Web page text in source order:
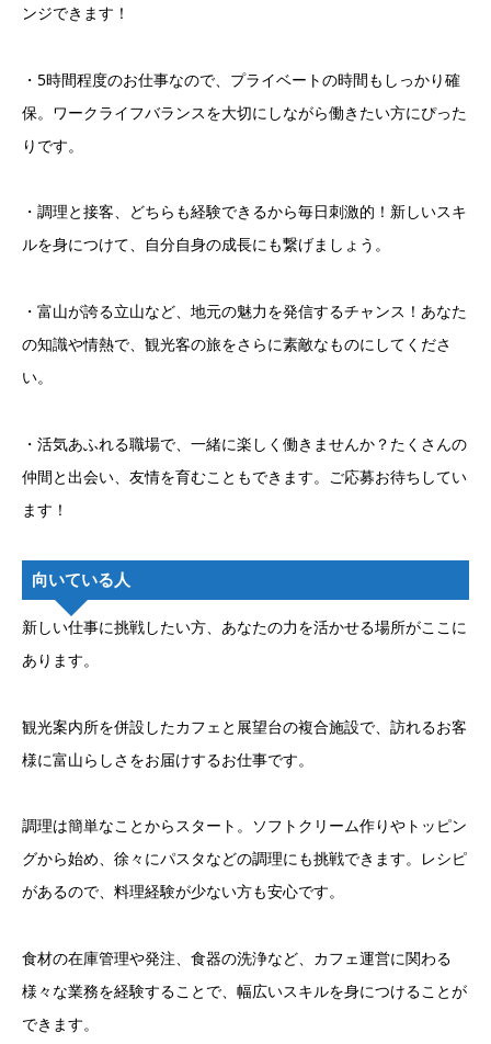
ンジできます！
・5時間程度のお仕事なので、プライベートの時間もしっかり確
保。ワークライフバランスを大切にしながら働きたい方にぴった
りです。
・調理と接客、どちらも経験できるから毎日刺激的！新しいスキ
ルを身につけて、自分自身の成長にも繋げましょう。
・富山が誇る立山など、地元の魅力を発信するチャンス！あなた
の知識や情熱で、観光客の旅をさらに素敵なものにしてくださ
い。
・活気あふれる職場で、一緒に楽しく働きませんか？たくさんの
仲間と出会い、友情を育むこともできます。ご応募お待ちしてい
ます！
向いている人
新しい仕事に挑戦したい方、あなたの力を活かせる場所がここに
あります。
観光案内所を併設したカフェと展望台の複合施設で、訪れるお客
様に富山らしさをお届けするお仕事です。
調理は簡単なことからスタート。ソフトクリーム作りやトッピン
グから始め、徐々にパスタなどの調理にも挑戦できます。レシピ
があるので、料理経験が少ない方も安心です。
食材の在庫管理や発注、食器の洗浄など、カフェ運営に関わる
様々な業務を経験することで、幅広いスキルを身につけることが
できます。